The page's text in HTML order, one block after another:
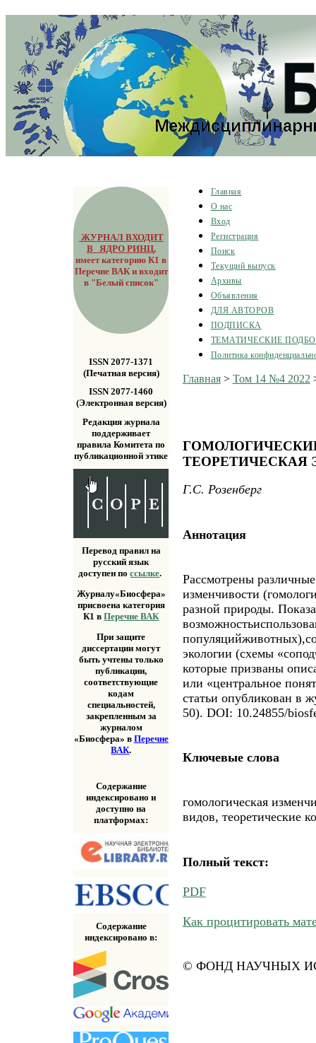
ЖУРНАЛ ВХОДИТ
В ЯДРО РИНЦ,
имеет категорию К1 в
Перечне ВАК и входит
в "Белый список"
ISSN 2077-1371
(Печатная версия)
ISSN 2077-1460
(Электронная версия)
Редакция журнала
поддерживает
правила Комитета по
публикационной этике
Перевод правил на
русский язык
доступен поссылке.
Журналу«Биосфера»
присвоена категория
К1 вПеречне ВАК
При защите
диссертации могут
быть учтены только
публикации,
соответствующие
кодам
специальностей,
закрепленным за
журналом
«Биосфера» в Перечне
ВАК.
Содержание
индексировано и
доступно на
платформах:
Содержание
индексировано в:
Главная
О нас
Вход
Регистрация
Поиск
Текущий выпуск
Архивы
Объявления
ДЛЯ АВТОРОВ
ПОДПИСКА
ТЕМАТИЧЕСКИЕ
Политика
Главная> Том 14 №4 2022
ТЕОРЕТИЧЕСКАЯ
Г.С. Розенберг
Аннотация
Рассмотрены
изменчивости
разной природы.
экологии (схемы
которые призваны
или «центральное
статьи опубликован в
50). DOI: 10.24855/
Ключевые слова
гомологическая
видов, теоретические
Полный текст:
PDF
Как процитировать
© ФОНД НАУЧНЫХ